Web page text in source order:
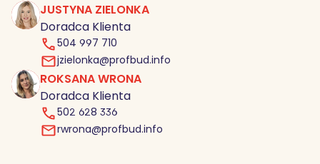
JZ
JUSTYNA ZIELONKA
Doradca Klienta
504 997 710
jzielonka@profbud.info
RW ROKSANA WRONA
Doradca Klienta
502 628 336
rwrona@profbud.info